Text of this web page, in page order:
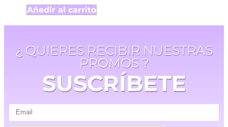
Añadir al carrito
¿ QUIERES RECIBIR NUESTRAS
PROMOS ?
SUSCRÍBETE